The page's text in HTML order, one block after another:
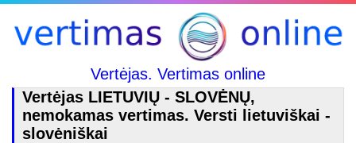
Vertėjas. Vertimas online
Vertėjas LIETUVIŲ - SLOVĖNŲ,
nemokamas vertimas. Versti lietuviškai -
slovėniškai